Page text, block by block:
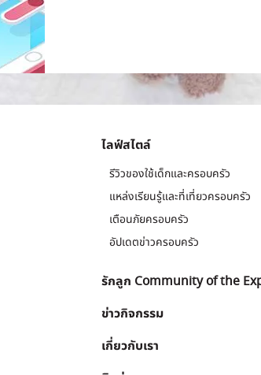
ไลฟ์สไตล์
รีวิวของใช้เด็กและครอบครัว
แหล่งเรียนรู้และที่เที่ยวครอบครัว
เตือนภัยครอบครัว
อัปเดตข่าวครอบครัว
รักลูก Community of the
ข่าวกิจกรรม
เกี่ยวกับเรา